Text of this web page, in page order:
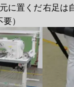
に置くだ
）
右足は